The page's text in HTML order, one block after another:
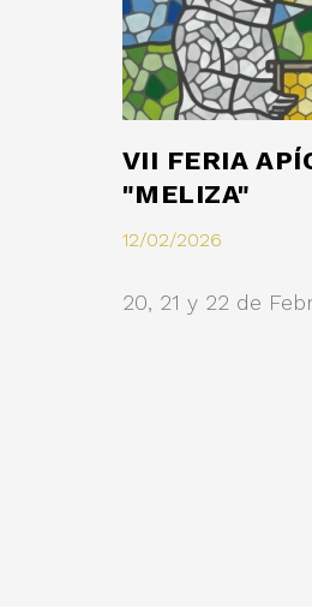
VII FERIA
"MELIZA"
12/02/2026
20, 21 y 22 de